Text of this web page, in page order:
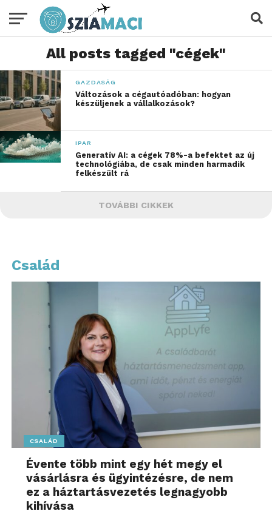
All posts tagged "cégek"
GAZDASÁG
Változások a cégautóadóban: hogyan
készüljenek a vállalkozások?
IPAR
Generatív AI: a cégek 78%-a befektet az új
technológiába, de csak minden harmadik
felkészült rá
TOVÁBBI CIKKEK
Család
CSALÁD
Évente több mint egy hét megy el
vásárlásra és ügyintézésre, de nem
ez a háztartásvezetés legnagyobb
kihívása